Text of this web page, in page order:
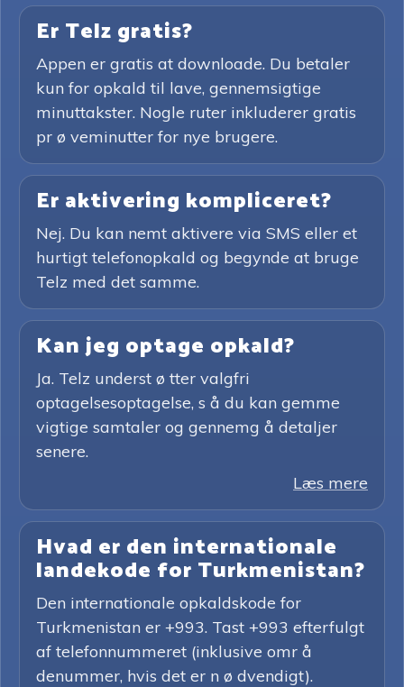
Er Telz gratis?
Appen er gratis at downloade. Du betaler
kun for opkald til lave, gennemsigtige
minuttakster. Nogle ruter inkluderer gratis
pr ø veminutter for nye brugere.
Er aktivering kompliceret?
Nej. Du kan nemt aktivere via SMS eller et
hurtigt telefonopkald og begynde at bruge
Telz med det samme.
Kan jeg optage opkald?
Ja. Telz underst ø tter valgfri
optagelsesoptagelse, s å du kan gemme
vigtige samtaler og gennemg å detaljer
senere.
Læs mere
Hvad er den internationale
landekode for Turkmenistan?
Den internationale opkaldskode for
Turkmenistan er +993. Tast +993 efterfulgt
af telefonnummeret (inklusive omr å
denummer, hvis det er n ø dvendigt).